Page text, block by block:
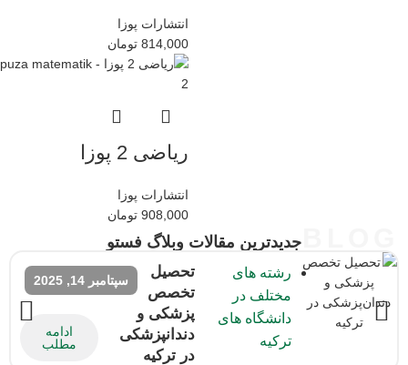
انتشارات پوزا
814,000 تومان
ریاضی 2 پوزا
انتشارات پوزا
908,000 تومان
جدیدترین مقالات وبلاگ فستو
رشته های
مختلف در
دانشگاه های
ترکیه
تحصیل
تخصص
پزشکی و
دندانپزشکی
در ترکیه
ادامه
مطلب
سپتامبر 14, 2025